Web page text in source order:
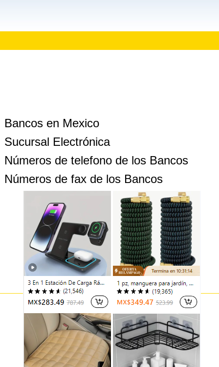
Bancos en Mexico
Sucursal Electrónica
Números de telefono de los Bancos
Números de fax de los Bancos